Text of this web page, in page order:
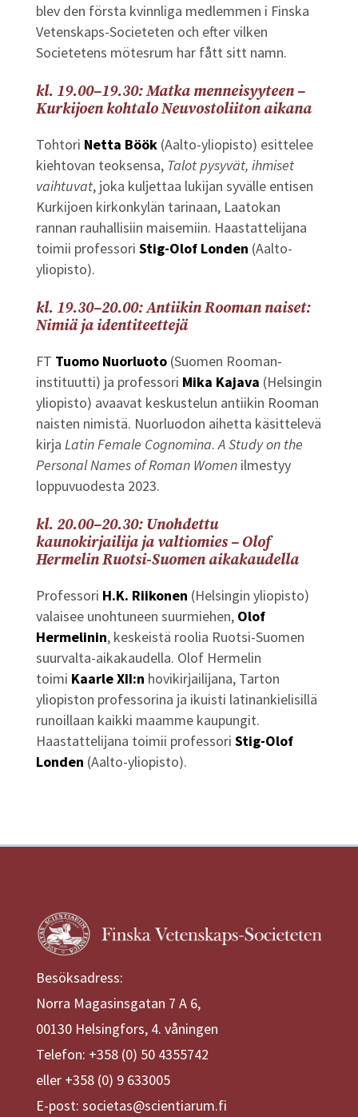
blev den första kvinnliga medlemmen i Finska
Vetenskaps-Societeten och efter vilken
Societetens mötesrum har fått sitt namn.
kl. 19.00–19.30: Matka menneisyyteen –
Kurkijoen kohtalo Neuvostoliiton aikana
Tohtori Netta Böök(Aalto-yliopisto) esittelee
kiehtovan teoksensa, Talot pysyvät, ihmiset
vaihtuvat, joka kuljettaa lukijan syvälle entisen
Kurkijoen kirkonkylän tarinaan, Laatokan
rannan rauhallisiin maisemiin. Haastattelijana
toimii professori Stig-Olof Londen (Aalto-
yliopisto).
kl. 19.30–20.00: Antiikin Rooman naiset:
Nimiä ja identiteettejä
FT Tuomo Nuorluoto(Suomen Rooman-
instituutti) ja professori Mika Kajava (Helsingin
yliopisto) avaavat keskustelun antiikin Rooman
naisten nimistä. Nuorluodon aihetta käsittelevä
kirja Latin Female Cognomina.A Study on the
Personal Names of Roman Women ilmestyy
loppuvuodesta 2023.
kl. 20.00–20.30: Unohdettu
kaunokirjailija ja valtiomies – Olof
Hermelin Ruotsi-Suomen aikakaudella
Professori H.K. Riikonen (Helsingin yliopisto)
valaisee unohtuneen suurmiehen, Olof
Hermelinin, keskeistä roolia Ruotsi-Suomen
suurvalta-aikakaudella. Olof Hermelin
toimi Kaarle XII:n hovikirjailijana, Tarton
yliopiston professorina ja ikuisti latinankielisillä
runoillaan kaikki maamme kaupungit.
Haastattelijana toimii professori Stig-Olof
Londen (Aalto-yliopisto).
Besöksadress:
Norra Magasinsgatan 7 A 6,
00130 Helsingfors, 4. våningen
Telefon: +358 (0) 50 4355742
eller +358 (0) 9 633005
E-post: societas@scientiarum.fi